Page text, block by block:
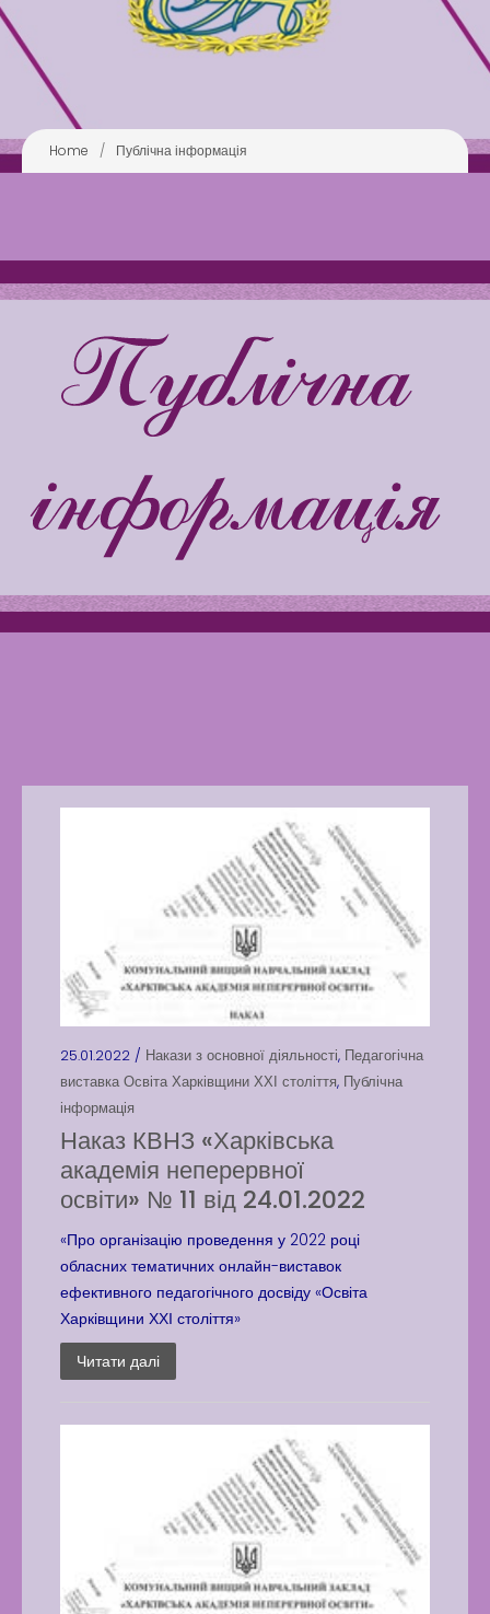
Бібліотека
Зворотний зв’язок
Play is Our Brain’s Favorite
Way
New Friends Everyday at
Kiddie
Swimming Lessons at New
Home / Публічна інформація
25.01.2022 / Накази з основної діяльності, Педагогічна
виставка Освіта Харківщини ХХІ століття, Публічна
інформація
Наказ КВНЗ «Харківська
академія неперервної
освіти» № 11 від 24.01.2022
«Про організацію проведення у 2022 році
обласних тематичних онлайн-виставок
ефективного педагогічного досвіду «Освіта
Харківщини ХХІ століття»
Читати далі